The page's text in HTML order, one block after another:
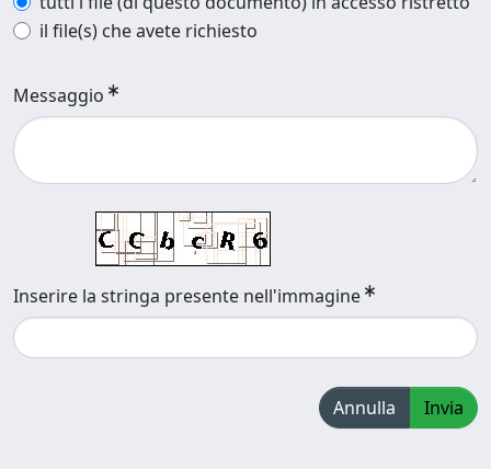
il file(s) che avete richiesto
Messaggio
Inserire la stringa presente nell'immagine
Annulla Invia